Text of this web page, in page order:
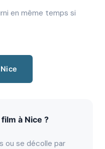
en même temps si
à Nice ?
ou se décolle par